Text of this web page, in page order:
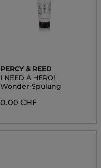
PERCY & REED
I NEED A HERO!
Wonder-Spülung
0.00 CHF